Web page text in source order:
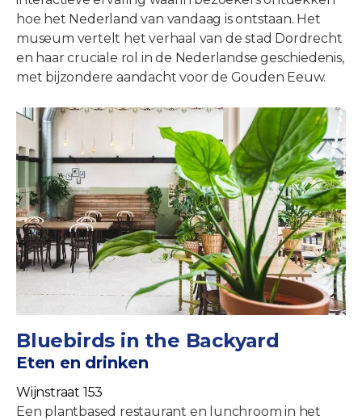
hoe het Nederland van vandaag is ontstaan. Het
museum vertelt het verhaal van de stad Dordrecht
en haar cruciale rol in de Nederlandse geschiedenis,
met bijzondere aandacht voor de Gouden Eeuw.
Bluebirds in the Backyard
Eten en drinken
Wijnstraat 153
Een plantbased restaurant en lunchroom in het